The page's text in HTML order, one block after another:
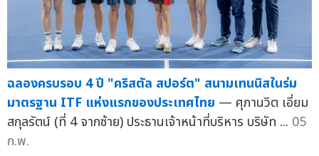
ฉลองครบรอบ 4 ปี "คริสตัล สปอร์ต" สนามเทนนิสในร่ม
มาตรฐาน ITF แห่งแรกของประเทศไทย — ศุภานวิต เอี่ยม
สกุลรัตน์ (ที่ 4 จากซ้าย) ประธานเจ้าหน้าที่บริหาร บริษัท ... 05
ก.พ.